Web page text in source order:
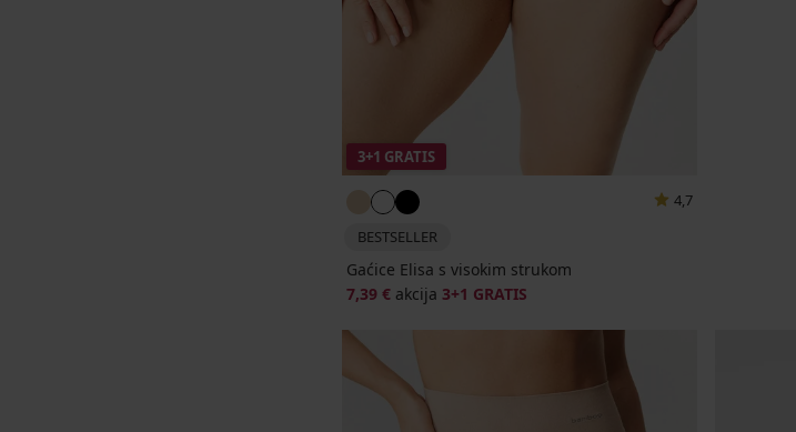
3+1 GRATIS
4,7
BESTSELLER
Gaćice Elisa s visokim strukom
7,39 € akcija 3+1 GRATIS